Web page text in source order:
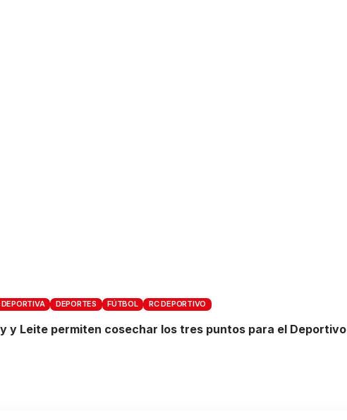
DEPORTES FÚTBOL RC DEPORTIVO
y Leite permiten cosechar los tres puntos para el Deportivo